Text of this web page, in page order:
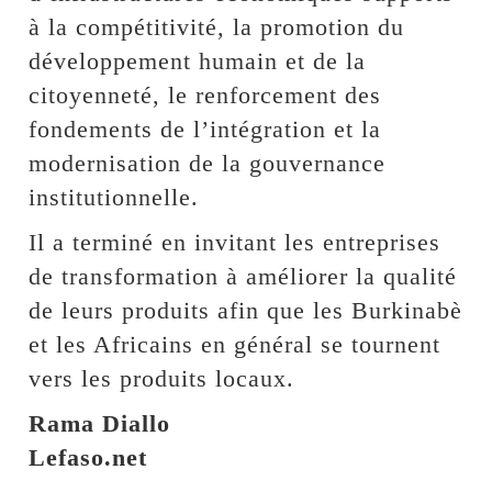
à la compétitivité, la promotion du
développement humain et de la
citoyenneté, le renforcement des
fondements de l’intégration et la
modernisation de la gouvernance
institutionnelle.
Il a terminé en invitant les entreprises
de transformation à améliorer la qualité
de leurs produits afin que les Burkinabè
et les Africains en général se tournent
vers les produits locaux.
Rama Diallo
Lefaso.net